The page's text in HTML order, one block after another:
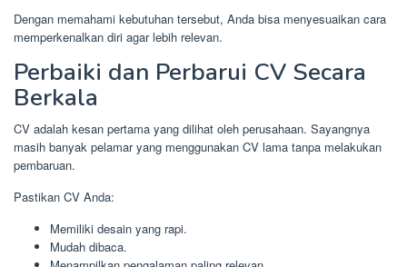
Dengan memahami kebutuhan tersebut, Anda bisa menyesuaikan cara
memperkenalkan diri agar lebih relevan.
Perbaiki dan Perbarui CV Secara
Berkala
CV adalah kesan pertama yang dilihat oleh perusahaan. Sayangnya
masih banyak pelamar yang menggunakan CV lama tanpa melakukan
pembaruan.
Pastikan CV Anda:
Memiliki desain yang rapi.
Mudah dibaca.